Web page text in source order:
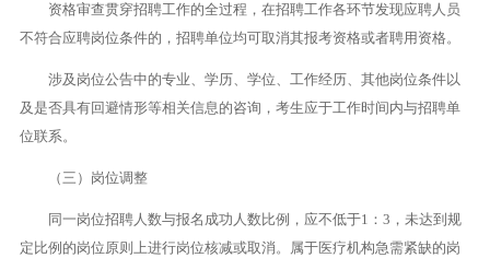
资格审查贯穿招聘工作的全过程，在招聘工作各环节发现应聘人员
不符合应聘岗位条件的，招聘单位均可取消其报考资格或者聘用资格。
涉及岗位公告中的专业、学历、学位、工作经历、其他岗位条件以
及是否具有回避情形等相关信息的咨询，考生应于工作时间内与招聘单
位联系。
（三）岗位调整
同一岗位招聘人数与报名成功人数比例，应不低于1：3，未达到规
定比例的岗位原则上进行岗位核减或取消。属于医疗机构急需紧缺的岗